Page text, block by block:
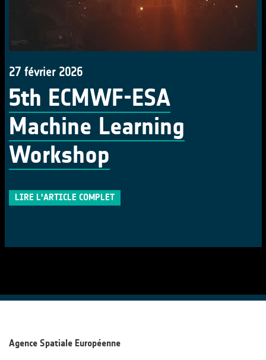
27 février 2026
5th ECMWF-ESA
Machine Learning
Workshop
LIRE L'ARTICLE COMPLET
Agence Spatiale Européenne